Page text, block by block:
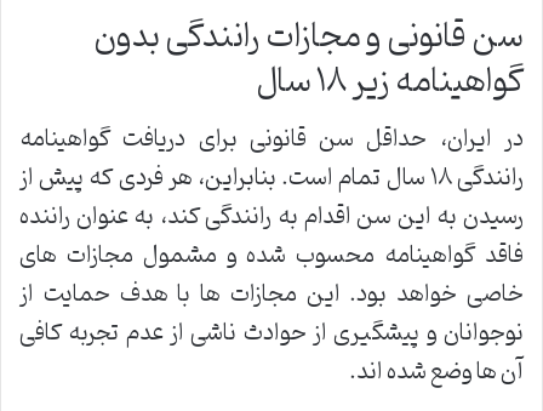
سن قانونی و مجازات رانندگی بدون
گواهینامه زیر ۱۸ سال
در ایران، حداقل سن قانونی برای دریافت گواهینامه
رانندگی ۱۸ سال تمام است. بنابراین، هر فردی که پیش از
رسیدن به این سن اقدام به رانندگی کند، به عنوان راننده
فاقد گواهینامه محسوب شده و مشمول مجازات های
خاصی خواهد بود. این مجازات ها با هدف حمایت از
نوجوانان و پیشگیری از حوادث ناشی از عدم تجربه کافی
آن ها وضع شده اند.